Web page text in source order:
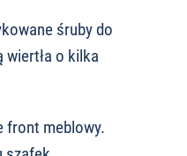
śruby do
wiertła o kilka
front meblowy.